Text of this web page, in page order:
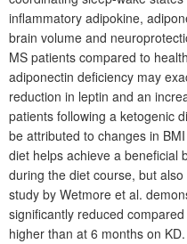
inflammatory adipokine,
brain volume and
MS patients compared to
adiponectin deficiency may
reduction in leptin and an
patients following a ketogenic
be attributed to changes in
diet helps achieve a beneficial
during the diet course, but
study by Wetmore et al.
significantly reduced
higher than at 6 months on